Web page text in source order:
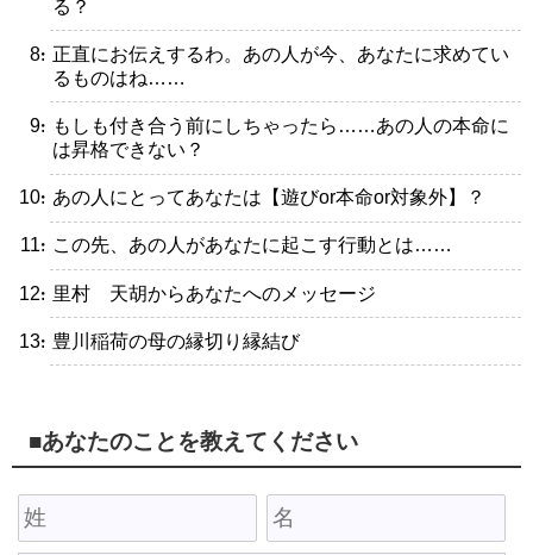
る？
・正直にお伝えするわ。あの人が今、あなたに求めてい
るものはね……
・もしも付き合う前にしちゃったら……あの人の本命に
は昇格できない？
・あの人にとってあなたは【遊びor本命or対象外】？
・この先、あの人があなたに起こす行動とは……
・里村 天胡からあなたへのメッセージ
・豊川稲荷の母の縁切り縁結び
■あなたのことを教えてください